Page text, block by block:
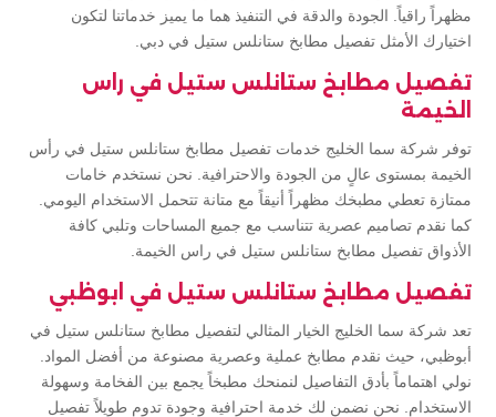
مظهراً راقياً. الجودة والدقة في التنفيذ هما ما يميز خدماتنا لتكون
اختيارك الأمثل تفصيل مطابخ ستانلس ستيل في دبي.
تفصيل مطابخ ستانلس ستيل في راس
الخيمة
توفر شركة سما الخليج خدمات تفصيل مطابخ ستانلس ستيل في رأس
الخيمة بمستوى عالٍ من الجودة والاحترافية. نحن نستخدم خامات
ممتازة تعطي مطبخك مظهراً أنيقاً مع متانة تتحمل الاستخدام اليومي.
كما نقدم تصاميم عصرية تتناسب مع جميع المساحات وتلبي كافة
الأذواق تفصيل مطابخ ستانلس ستيل في راس الخيمة.
تفصيل مطابخ ستانلس ستيل في ابوظبي
تعد شركة سما الخليج الخيار المثالي لتفصيل مطابخ ستانلس ستيل في
أبوظبي، حيث نقدم مطابخ عملية وعصرية مصنوعة من أفضل المواد.
نولي اهتماماً بأدق التفاصيل لنمنحك مطبخاً يجمع بين الفخامة وسهولة
الاستخدام. نحن نضمن لك خدمة احترافية وجودة تدوم طويلاً تفصيل